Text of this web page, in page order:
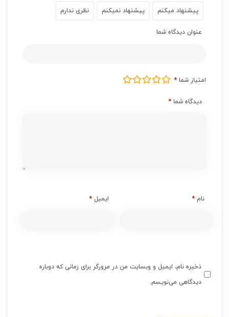
پیشنهاد میکنم پیشنهاد نمیکنم نظری ندارم
عنوان دیدگاه شما
امتیاز شما *
دیدگاه شما *
نام * ایمیل *
ذخیره نام، ایمیل و وبسایت من در مرورگر برای زمانی که دوباره
دیدگاهی می‌نویسم.